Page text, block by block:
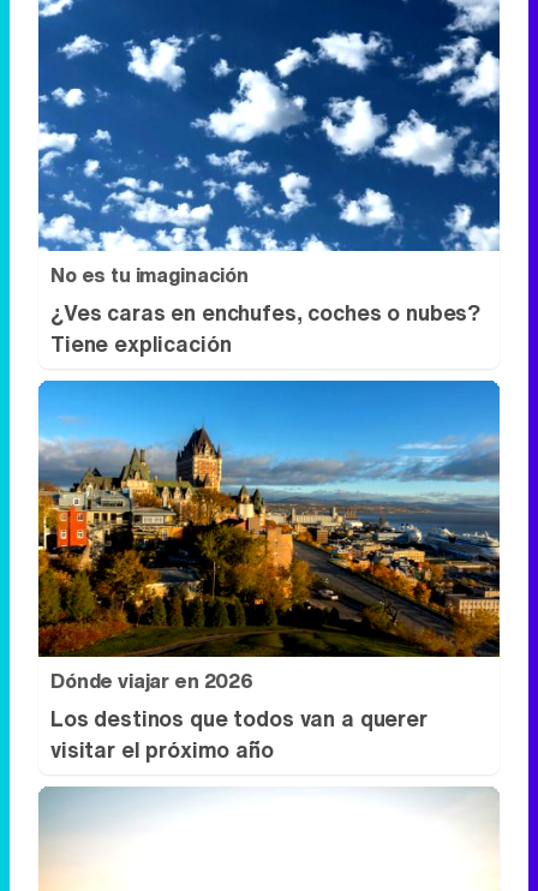
No es tu imaginación
¿Ves caras en enchufes, coches o nubes?
Tiene explicación
Dónde viajar en 2026
Los destinos que todos van a querer
visitar el próximo año